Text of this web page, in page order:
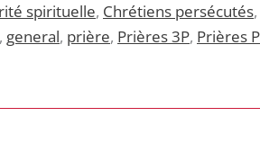
spirituelle, Chrétiens persécutés,
, general, prière, Prières 3P, Prières